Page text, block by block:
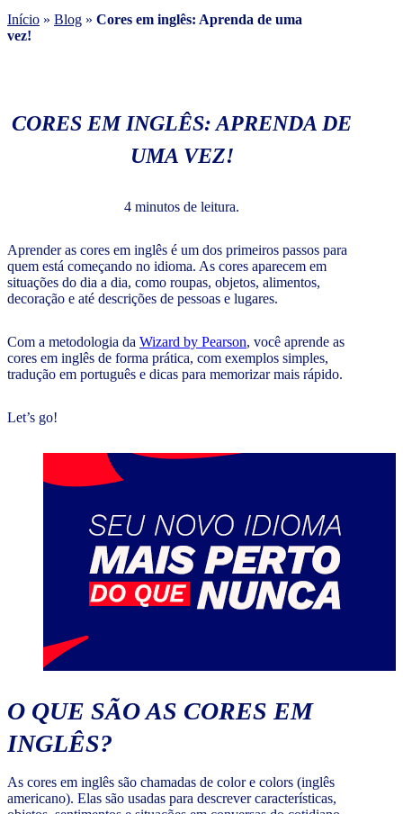
Início » Blog » Cores em inglês: Aprenda de uma
vez!
CORES EM INGLÊS: APRENDA DE
UMA VEZ!
4 minutos de leitura.
Aprender as cores em inglês é um dos primeiros passos para
quem está começando no idioma. As cores aparecem em
situações do dia a dia, como roupas, objetos, alimentos,
decoração e até descrições de pessoas e lugares.
Com a metodologia da Wizard by Pearson, você aprende as
cores em inglês de forma prática, com exemplos simples,
tradução em português e dicas para memorizar mais rápido.
Let’s go!
O QUE SÃO AS CORES EM
INGLÊS?
As cores em inglês são chamadas de color e colors (inglês
americano). Elas são usadas para descrever características,